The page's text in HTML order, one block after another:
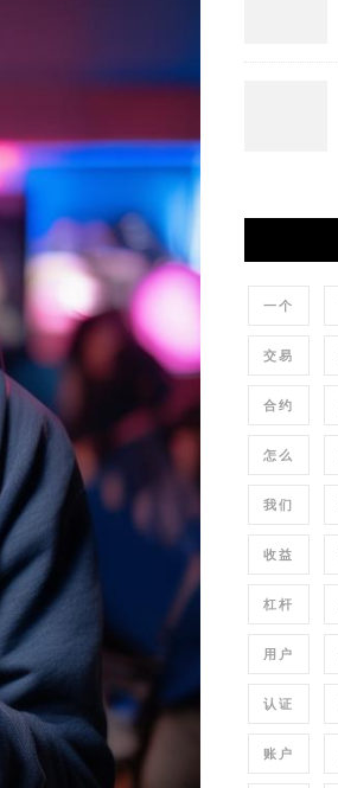
一个
交易
合约
怎么
我们
收益
杠杆
用户
认证
账户